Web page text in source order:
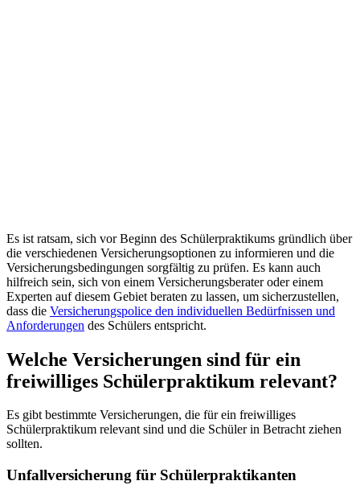
Es ist ratsam, sich vor Beginn des Schülerpraktikums gründlich über
die verschiedenen Versicherungsoptionen zu informieren und die
Versicherungsbedingungen sorgfältig zu prüfen. Es kann auch
hilfreich sein, sich von einem Versicherungsberater oder einem
Experten auf diesem Gebiet beraten zu lassen, um sicherzustellen,
dass die Versicherungspolice den individuellen Bedürfnissen und
Anforderungen des Schülers entspricht.
Welche Versicherungen sind für ein
freiwilliges Schülerpraktikum relevant?
Es gibt bestimmte Versicherungen, die für ein freiwilliges
Schülerpraktikum relevant sind und die Schüler in Betracht ziehen
sollten.
Unfallversicherung für Schülerpraktikanten